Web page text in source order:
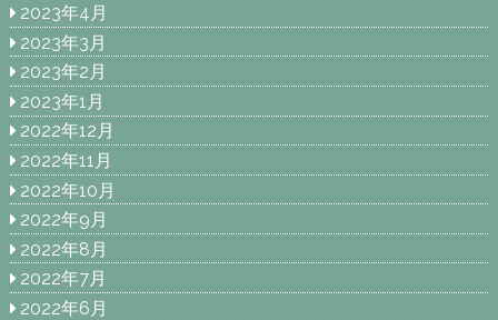
2023年4月
2023年3月
2023年2月
2023年1月
2022年12月
2022年11月
2022年10月
2022年9月
2022年8月
2022年7月
2022年6月